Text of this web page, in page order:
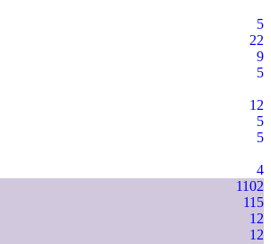
5
22
9
5
12
5
5
4
1102
115
12
12